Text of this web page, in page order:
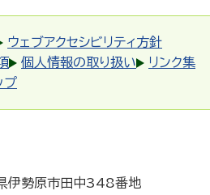
ウェブアクセシビリティ方針
個人情報の取り扱い
リンク集
プ
勢原市田中348番地